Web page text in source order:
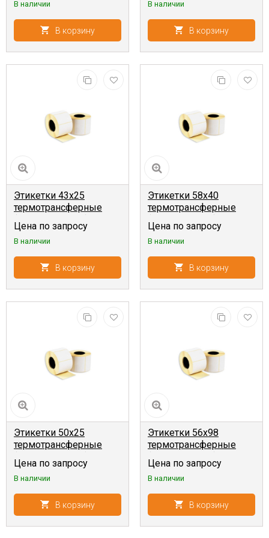
В наличии
В корзину
В наличии
В корзину
Этикетки 43x25
термотрансферные
Цена по запросу
В наличии
В корзину
Этикетки 58x40
термотрансферные
Цена по запросу
В наличии
В корзину
Этикетки 50x25
термотрансферные
Цена по запросу
В наличии
В корзину
Этикетки 56x98
термотрансферные
Цена по запросу
В наличии
В корзину